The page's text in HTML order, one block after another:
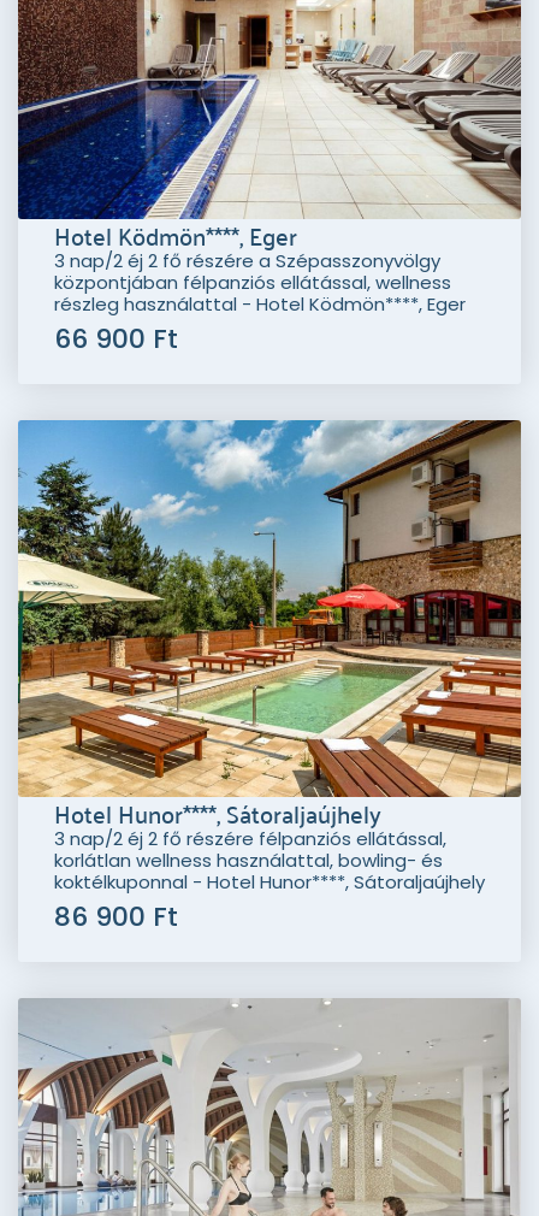
Hotel Ködmön****, Eger
3 nap/2 éj 2 fő részére a Szépasszonyvölgy
központjában félpanziós ellátással, wellness
részleg használattal - Hotel Ködmön****, Eger
66 900 Ft
Hotel Hunor****, Sátoraljaújhely
3 nap/2 éj 2 fő részére félpanziós ellátással,
korlátlan wellness használattal, bowling- és
koktélkuponnal - Hotel Hunor****, Sátoraljaújhely
86 900 Ft